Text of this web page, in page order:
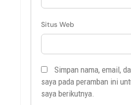
Situs Web
Simpan nama, email,
saya pada peramban ini
saya berikutnya.